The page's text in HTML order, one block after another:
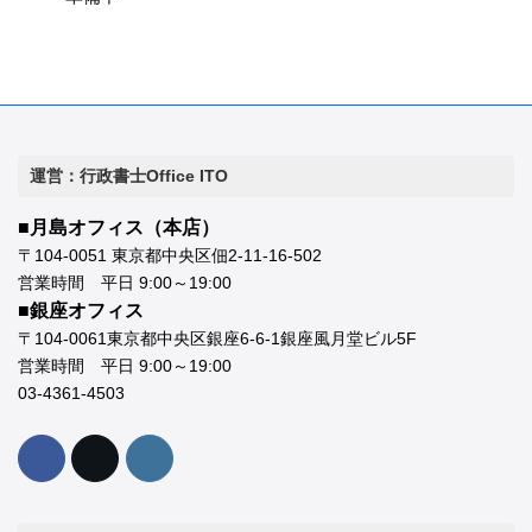
運営：行政書士Office ITO
■月島オフィス（本店）
〒104-0051 東京都中央区佃2-11-16-502
営業時間 平日 9:00～19:00
■銀座オフィス
〒104-0061東京都中央区銀座6-6-1銀座風月堂ビル5F
営業時間 平日 9:00～19:00
03-4361-4503